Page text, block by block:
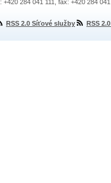
+420 284 041 111, fax: +420 284
RSS 2.0 Síťové služby RSS